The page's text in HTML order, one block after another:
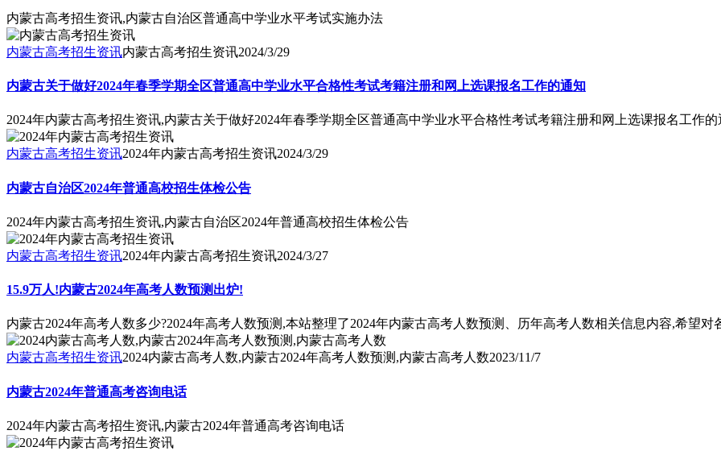
内蒙古高考招生资讯,内蒙古自治区普通高中学业水平考试实施办法
内蒙古高考招生资讯内蒙古高考招生资讯2024/3/29
内蒙古关于做好2024年春季学期全区普通高中学业水平合格性考试考籍注册和网上选课报名工作的通知
2024年内蒙古高考招生资讯,内蒙古关于做好2024年春季学期全区普通高中学业水平合格性考试考籍注册和网上选课报名工作的
内蒙古高考招生资讯2024年内蒙古高考招生资讯2024/3/29
内蒙古自治区2024年普通高校招生体检公告
2024年内蒙古高考招生资讯,内蒙古自治区2024年普通高校招生体检公告
内蒙古高考招生资讯2024年内蒙古高考招生资讯2024/3/27
15.9万人!内蒙古2024年高考人数预测出炉!
内蒙古2024年高考人数多少?2024年高考人数预测,本站整理了2024年内蒙古高考人数预测、历年高考人数相关信息内容,希望
内蒙古高考招生资讯2024内蒙古高考人数,内蒙古2024年高考人数预测,内蒙古高考人数2023/11/7
内蒙古2024年普通高考咨询电话
2024年内蒙古高考招生资讯,内蒙古2024年普通高考咨询电话